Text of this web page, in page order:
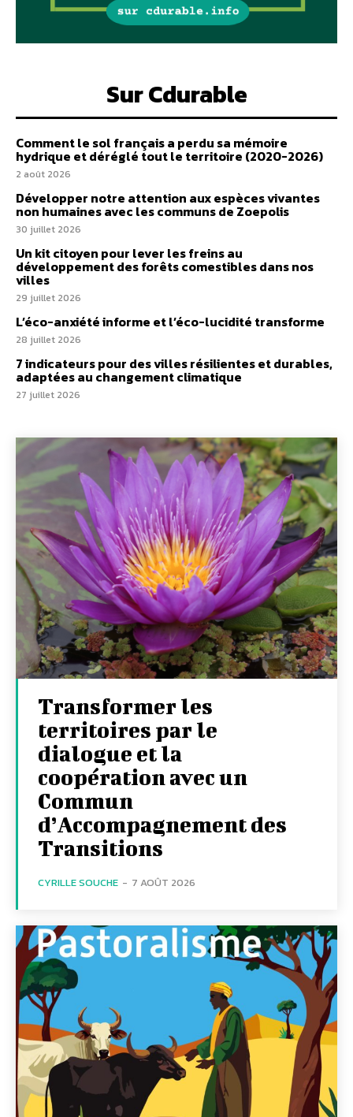
Sur Cdurable
Comment le sol français a perdu sa mémoire
hydrique et déréglé tout le territoire (2020-2026)
2 août 2026
Développer notre attention aux espèces vivantes
non humaines avec les communs de Zoepolis
30 juillet 2026
Un kit citoyen pour lever les freins au
développement des forêts comestibles dans nos
villes
29 juillet 2026
L’éco-anxiété informe et l’éco-lucidité transforme
28 juillet 2026
7 indicateurs pour des villes résilientes et durables,
adaptées au changement climatique
27 juillet 2026
Transformer les
territoires par le
dialogue et la
coopération avec un
Commun
d’Accompagnement des
Transitions
CYRILLE SOUCHE - 7 AOÛT 2026